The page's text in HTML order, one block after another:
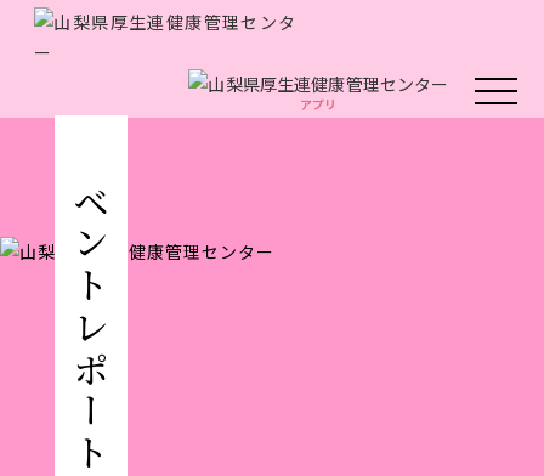
アプリ
アプリ
厚生連の外来診療
がん教育
健康教室
イベント
イベントレポート